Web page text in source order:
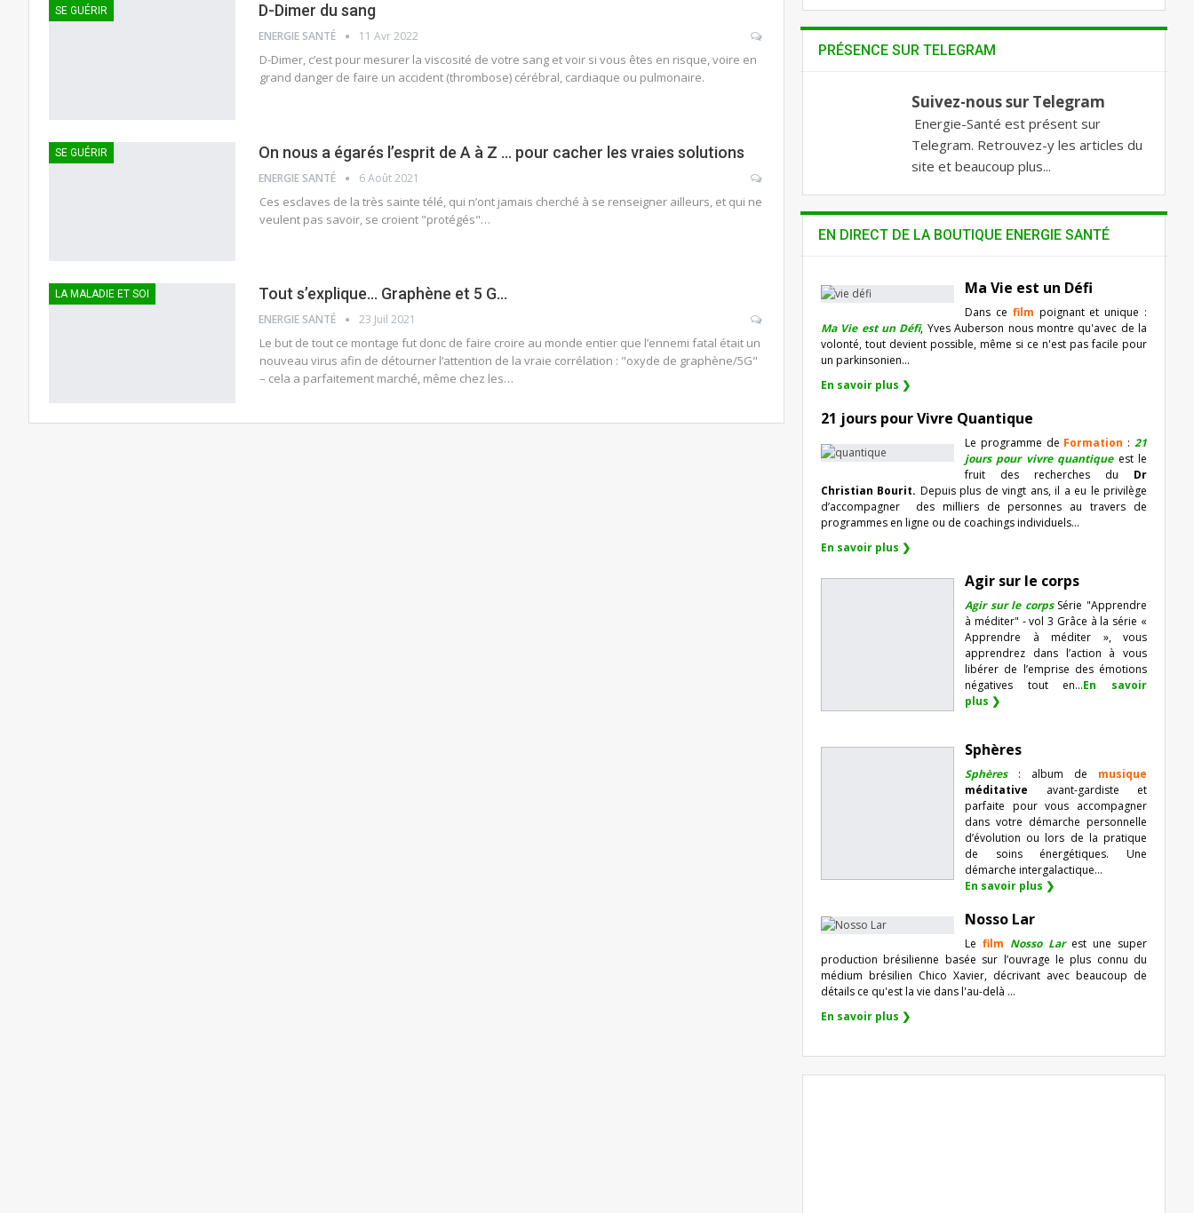
SE GUÉRIR D-Dimer du sang
ENERGIE SANTÉ 11 Avr 2022
D-Dimer, c’est pour mesurer la viscosité de votre sang et voir si vous êtes en risque, voire en
grand danger de faire un accident (thrombose) cérébral, cardiaque ou pulmonaire.
SE GUÉRIR On nous a égarés l’esprit de A à Z … pour cacher les vraies solutions
ENERGIE SANTÉ 6 Août 2021
Ces esclaves de la très sainte télé, qui n’ont jamais cherché à se renseigner ailleurs, et qui ne
veulent pas savoir, se croient "protégés"…
LA MALADIE ET SOI Tout s’explique… Graphène et 5 G…
ENERGIE SANTÉ 23 Juil 2021
Le but de tout ce montage fut donc de faire croire au monde entier que l’ennemi fatal était un
nouveau virus afin de détourner l’attention de la vraie corrélation : "oxyde de graphène/5G"
– cela a parfaitement marché, même chez les…
PRÉSENCE SUR TELEGRAM
Suivez-nous sur Telegram
Energie-Santé est présent sur
Telegram. Retrouvez-y les articles du
site et beaucoup plus...
EN DIRECT DE LA BOUTIQUE ENERGIE SANTÉ
Ma Vie est un Défi
Dans ce film poignant et unique :
Ma Vie est un Défi, Yves Auberson nous montre qu'avec de la
volonté, tout devient possible, même si ce n'est pas facile pour
un parkinsonien…
En savoir plus ❯
21 jours pour Vivre Quantique
Le programme de Formation :21
jours pour vivre quantiqueest le
fruit des recherches du Dr
Christian Bourit. Depuis plus de vingt ans, il a eu le privilège
d’accompagner
des milliers de personnes au travers de
programmes en ligne ou de coachings individuels…
En savoir plus ❯
Agir sur le corps
Agir sur le corpsSérie "Apprendre
à méditer" - vol 3 Grâce à la série «
Apprendre à méditer », vous
apprendrez dans l’action à vous
libérer de l’emprise des émotions
négatives tout en...En savoir
plus ❯
Sphères
Sphères: album de musique
méditative avant-gardiste et
parfaite pour vous accompagner
dans votre démarche personnelle
d’évolution ou lors de la pratique
de soins énergétiques. Une
démarche intergalactique...
En savoir plus ❯
Nosso Lar
Le film Nosso Lar est une super
production brésilienne basée sur l’ouvrage le plus connu du
médium brésilien Chico Xavier, décrivant avec beaucoup de
détails ce qu'est la vie dans l'au-delà ...
En savoir plus ❯